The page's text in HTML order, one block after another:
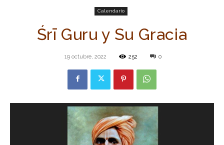
Calendario
Śrī Guru y Su Gracia
19 octubre, 2022 252 0